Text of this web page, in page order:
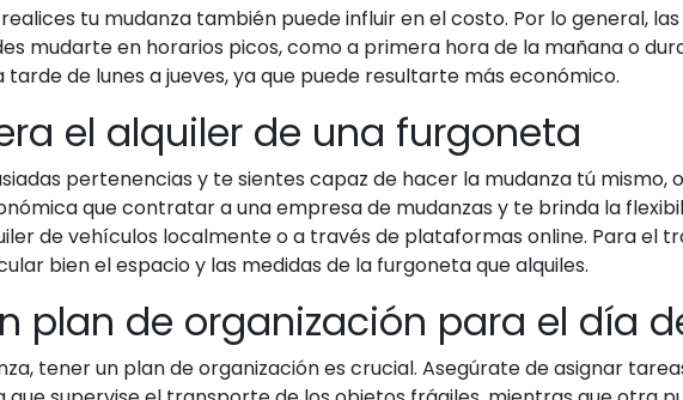
tu mudanza también puede influir en el costo. Por lo general,
mudarte en horarios picos, como a primera hora de la mañana o
tarde de lunes a jueves, ya que puede resultarte más económico.
el alquiler de una furgoneta
pertenencias y te sientes capaz de hacer la mudanza tú
que contratar a una empresa de mudanzas y te brinda la
de vehículos localmente o a través de plataformas online. Para el
bien el espacio y las medidas de la furgoneta que alquiles.
plan de organización para el día
tener un plan de organización es crucial. Asegúrate de asignar